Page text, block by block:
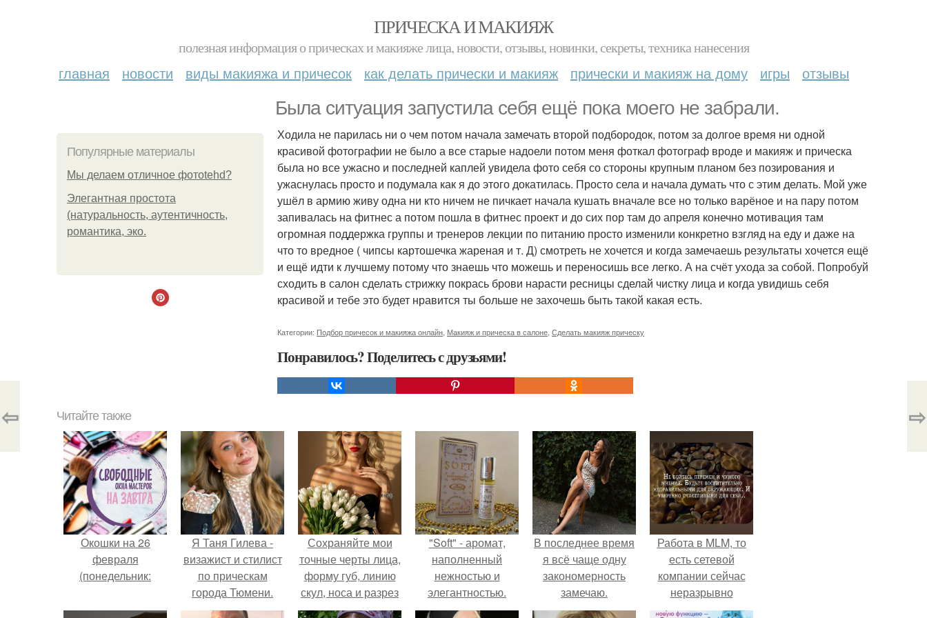
ПРИЧЕСКА И МАКИЯЖ
полезная информация о прическах и макияже лица, новости, отзывы, новинки, секреты, техника нанесения
главная новости виды макияжа и причесок как делать прически и макияж прически и макияж на дому игры отзывы
Была ситуация запустила себя ещё пока моего не забрали.
Популярные материалы
Мы делаем отличное фотоtehd?
Элегантная простота
(натуральность, аутентичность,
романтика, эко.
Ходила не парилась ни о чем потом начала замечать второй подбородок, потом за долгое время ни одной
красивой фотографии не было а все старые надоели потом меня фоткал фотограф вроде и макияж и прическа
была но все ужасно и последней каплей увидела фото себя со стороны крупным планом без позирования и
ужаснулась просто и подумала как я до этого докатилась. Просто села и начала думать что с этим делать. Мой уже
ушёл в армию живу одна ни кто ничем не пичкает начала кушать вначале все но только варёное и на пару потом
запивалась на фитнес а потом пошла в фитнес проект и до сих пор там до апреля конечно мотивация там
огромная поддержка группы и тренеров лекции по питанию просто изменили конкретно взгляд на еду и даже на
что то вредное ( чипсы картошечка жареная и т. Д) смотреть не хочется и когда замечаешь результаты хочется ещё
и ещё идти к лучшему потому что знаешь что можешь и переносишь все легко. А на счёт ухода за собой. Попробуй
сходить в салон сделать стрижку покрась брови нарасти ресницы сделай чистку лица и когда увидишь себя
красивой и тебе это будет нравится ты больше не захочешь быть такой какая есть.
Категории: Подбор причесок и макияжа онлайн Макияж и прическа в салоне Сделать макияж прическу
Понравилось? Поделитесь с друзьями!
⇦ ⇨
Читайте также
Окошки на 26
февраля
(понедельник:
Я Таня Гилева -
визажист и стилист
по прическам
города Тюмени.
Сохраняйте мои
точные черты лица,
форму губ, линию
скул, носа и разрез
глаз.
"Soft" - аромат,
наполненный
нежностью и
элегантностью.
В последнее время
я всё чаще одну
закономерность
замечаю.
Работа в MLM, то
есть сетевой
компании сейчас
неразрывно
связана с создание